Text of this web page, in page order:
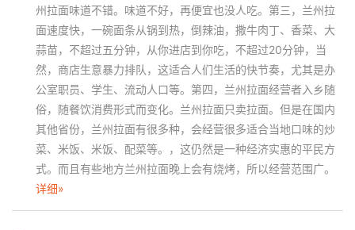
州拉面味道不错。味道不好，再便宜也没人吃。第三，兰州拉
面速度快，一碗面条从锅到热，倒辣油，撒牛肉丁、香菜、大
蒜苗，不超过五分钟，从你进店到你吃，不超过20分钟，当
然，商店生意暴力排队，这适合人们生活的快节奏，尤其是办
公室职员、学生、流动人口等。第四，兰州拉面经营者入乡随
俗，随餐饮消费形式而变化。兰州拉面只卖拉面。但是在国内
其他省份，兰州拉面有很多种，会经营很多适合当地口味的炒
菜、米饭、米饭、配菜等。，这仍然是一种经济实惠的平民方
式。而且有些地方兰州拉面晚上会有烧烤，所以经营范围广。
详细»